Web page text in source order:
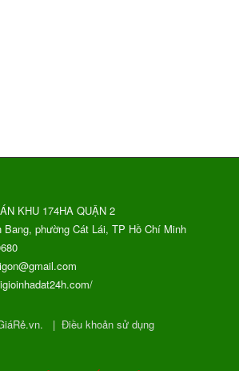
KHU 174HA QUẬN 2
Bang, phường Cát Lái, TP Hồ Chí Minh
| Điều khoản sử dụng